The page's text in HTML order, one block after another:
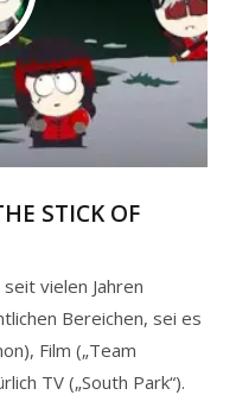
STICK OF
vielen Jahren
Bereichen, sei es
Film („Team
TV („South Park“).